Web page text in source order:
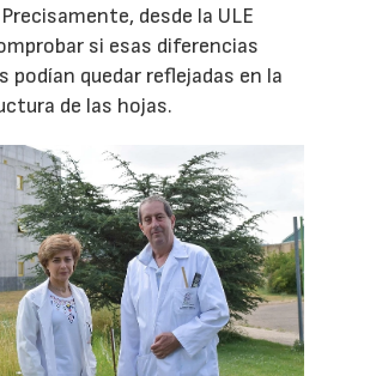
desde la ULE
si esas diferencias
podían quedar reflejadas en la
de las hojas.